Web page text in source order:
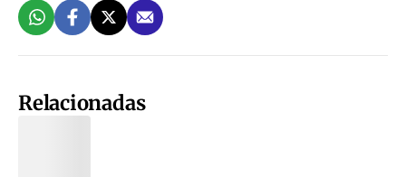
Relacionadas